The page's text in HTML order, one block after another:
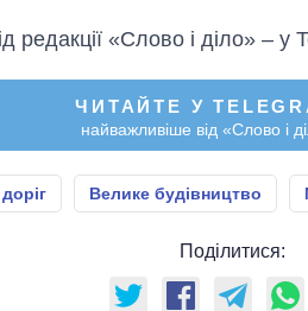
редакції «Слово і діло» – у
ЧИТАЙТЕ У
найважливіше від «Слово і
Велике будівництво
Поділитися: